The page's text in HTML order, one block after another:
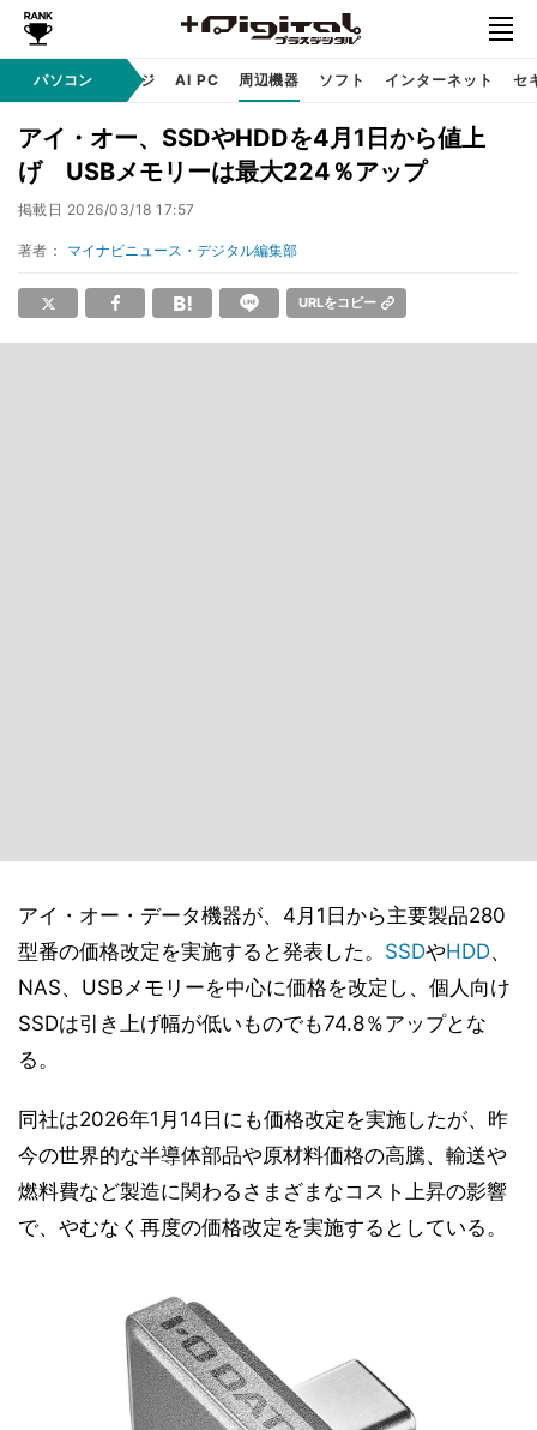
パソコン
自作 / テクノロジ AI PC 周辺機器 ソフト インターネット セ
アイ・オー、SSDやHDDを4月1日から値上
げ USBメモリーは最大224％アップ
掲載日 2026/03/18 17:57
著者： マイナビニュース・デジタル編集部
URLをコピー
アイ・オー・データ機器が、4月1日から主要製品280
型番の価格改定を実施すると発表した。 SSDやHDD、
NAS、USBメモリーを中心に価格を改定し、個人向け
SSDは引き上げ幅が低いものでも74.8％アップとな
る。
同社は2026年1月14日にも価格改定を実施したが、昨
今の世界的な半導体部品や原材料価格の高騰、輸送や
燃料費など製造に関わるさまざまなコスト上昇の影響
で、やむなく再度の価格改定を実施するとしている。